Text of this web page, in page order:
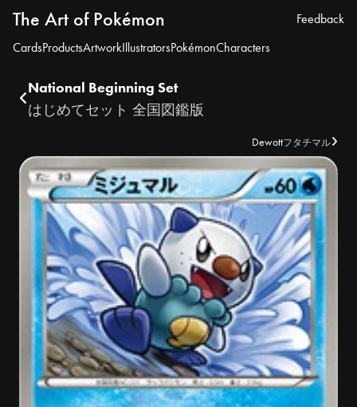
The Art of Pokémon
CardsProductsArtworkIllustratorsPokémonCharacters
Feedback
National Beginning Set
はじめてセット 全国図鑑版
Dewottフタチマル